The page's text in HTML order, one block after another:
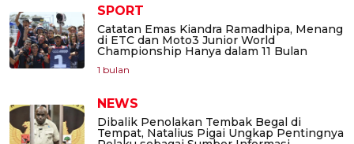
SPORT
Catatan Emas Kiandra Ramadhipa, Menang
di ETC dan Moto3 Junior World
Championship Hanya dalam 11 Bulan
1 bulan
NEWS
Dibalik Penolakan Tembak Begal di
Tempat, Natalius Pigai Ungkap Pentingnya